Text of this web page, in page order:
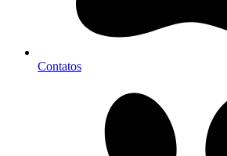
Contatos